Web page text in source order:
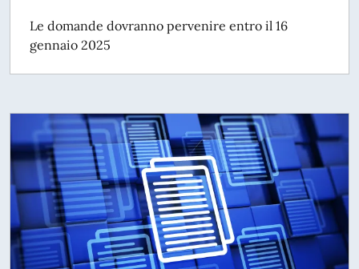
Le domande dovranno pervenire entro il 16
gennaio 2025